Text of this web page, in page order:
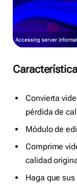
Convierta
pérdida de
Módulo de
Comprime
calidad
Haga que